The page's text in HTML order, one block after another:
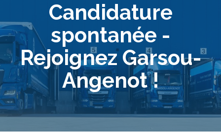
Candidature
spontanée -
Rejoignez Garsou-
Angenot !